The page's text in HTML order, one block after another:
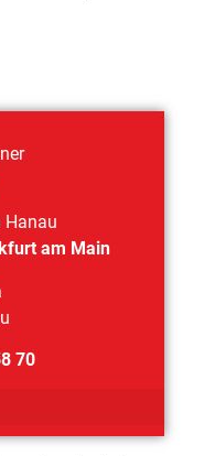
Hanau
am Main
70